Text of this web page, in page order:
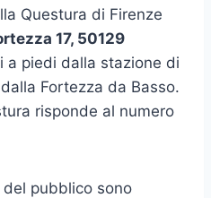
Questura di Firenze
17, 50129
a piedi dalla stazione di
Fortezza da Basso.
risponde al numero
pubblico sono